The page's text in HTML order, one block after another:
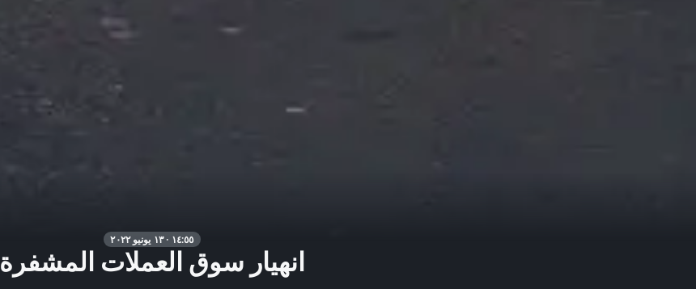
١٤:٥٥ · ١٣ يونيو ٢٠٢٢
انهيار سوق العملات المشفرة